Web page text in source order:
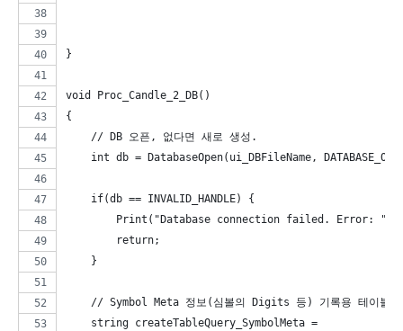
}
void Proc_Candle_2_DB()
{
    // DB 오픈, 없다면 새로 생성.
int db = DatabaseOpen(ui_DBFileName,
    if(db == INVALID_HANDLE) {
Print("Database connection failed. Error: ",
        return;
    }
// Symbol Meta 정보(심볼의 Digits 등) 기록용 테이블
    string createTableQuery_SymbolMeta =